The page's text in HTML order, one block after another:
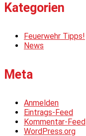
Kategorien
Feuerwehr Tipps!
News
Meta
Anmelden
Eintrags-Feed
Kommentar-Feed
WordPress.org